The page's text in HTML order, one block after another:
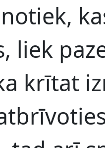
liek
krītat